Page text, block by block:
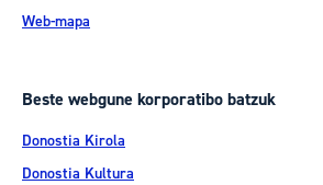
Web-mapa
Beste webgune korporatibo batzuk
Donostia Kirola
Donostia Kultura